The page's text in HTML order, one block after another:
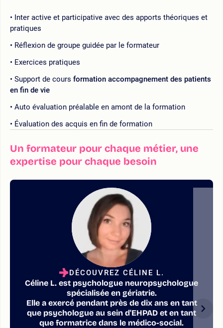
Inter active et participative avec des apports théoriques et
pratiques
Réflexion de groupe guidée par le formateur
Exercices pratiques
Support de cours formation accompagnement des patients
en fin de vie
Auto évaluation préalable en amont de la formation
Évaluation des acquis en fin de formation
Un formateur pour chaque métier, une
expertise pour chaque besoin
DÉCOUVREZ CÉLINE L.
Céline L. est psychologue neuropsychologue
spécialisée en gériatrie.
Elle a exercé pendant près de dix ans en tant
que psychologue au sein d'EHPAD et en tant
que formatrice dans le médico-social.